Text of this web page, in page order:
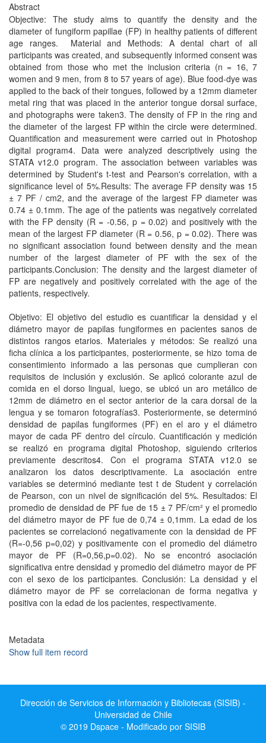
Abstract
Objective: The study aims to quantify the density and the
diameter of fungiform papillae (FP) in healthy patients of different
age ranges. Material and Methods: A dental chart of all
participants was created, and subsequently informed consent was
obtained from those who met the inclusion criteria (n = 16, 7
women and 9 men, from 8 to 57 years of age). Blue food-dye was
applied to the back of their tongues, followed by a 12mm diameter
metal ring that was placed in the anterior tongue dorsal surface,
and photographs were taken3. The density of FP in the ring and
the diameter of the largest FP within the circle were determined.
Quantification and measurement were carried out in Photoshop
digital program4. Data were analyzed descriptively using the
STATA v12.0 program. The association between variables was
determined by Student's t-test and Pearson's correlation, with a
significance level of 5%.Results: The average FP density was 15
± 7 PF / cm2, and the average of the largest FP diameter was
0.74 ± 0.1mm. The age of the patients was negatively correlated
with the FP density (R = -0.56, p = 0.02) and positively with the
mean of the largest FP diameter (R = 0.56, p = 0.02). There was
no significant association found between density and the mean
number of the largest diameter of PF with the sex of the
participants.Conclusion: The density and the largest diameter of
FP are negatively and positively correlated with the age of the
patients, respectively.
Objetivo: El objetivo del estudio es cuantificar la densidad y el
diámetro mayor de papilas fungiformes en pacientes sanos de
distintos rangos etarios. Materiales y métodos: Se realizó una
ficha clínica a los participantes, posteriormente, se hizo toma de
consentimiento informado a las personas que cumplieran con
requisitos de inclusión y exclusión. Se aplicó colorante azul de
comida en el dorso lingual, luego, se ubicó un aro metálico de
12mm de diámetro en el sector anterior de la cara dorsal de la
lengua y se tomaron fotografías3. Posteriormente, se determinó
densidad de papilas fungiformes (PF) en el aro y el diámetro
mayor de cada PF dentro del círculo. Cuantificación y medición
se realizó en programa digital Photoshop, siguiendo criterios
previamente descritos4. Con el programa STATA v12.0 se
analizaron los datos descriptivamente. La asociación entre
variables se determinó mediante test t de Student y correlación
de Pearson, con un nivel de significación del 5%. Resultados: El
promedio de densidad de PF fue de 15 ± 7 PF/cm² y el promedio
del diámetro mayor de PF fue de 0,74 ± 0,1mm. La edad de los
pacientes se correlacionó negativamente con la densidad de PF
(R=-0,56 p=0,02) y positivamente con el promedio del diámetro
mayor de PF (R=0,56,p=0.02). No se encontró asociación
significativa entre densidad y promedio del diámetro mayor de PF
con el sexo de los participantes. Conclusión: La densidad y el
diámetro mayor de PF se correlacionan de forma negativa y
positiva con la edad de los pacientes, respectivamente.
Metadata
Show full item record
Dirección de Servicios de Información y Bibliotecas (SISIB) -
Universidad de Chile
© 2019 Dspace - Modificado por SISIB